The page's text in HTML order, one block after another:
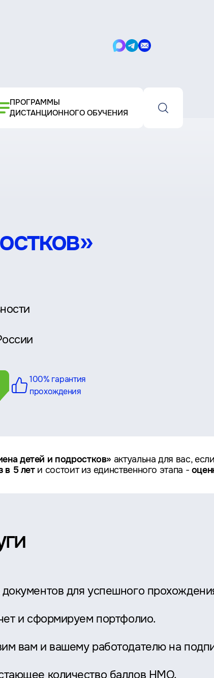
Написать
Написать
Написать
ПРОГРАММЫ
ДИСТАНЦИОННОГО ОБУЧЕНИЯ
100% гарантия
прохождения
детей и подростков» актуальна для вас,
в 5 лети состоит из единственного этапа -
для успешного
и сформируем портфолио.
вам и вашему работодателю на
количество баллов НМО.